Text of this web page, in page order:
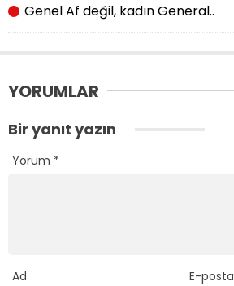
Genel Af değil, kadın General..
YORUMLAR
Bir yanıt yazın
Yorum *
Ad E-posta